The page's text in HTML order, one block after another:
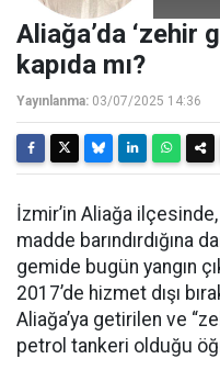
Aliağa’da ‘zehir
kapıda mı?
Yayınlanma: 03/07/2025 14:36
İzmir’in Aliağa
madde barındırdığına
gemide bugün yangın
2017’de hizmet dışı
Aliağa’ya getirilen ve
petrol tankeri olduğu